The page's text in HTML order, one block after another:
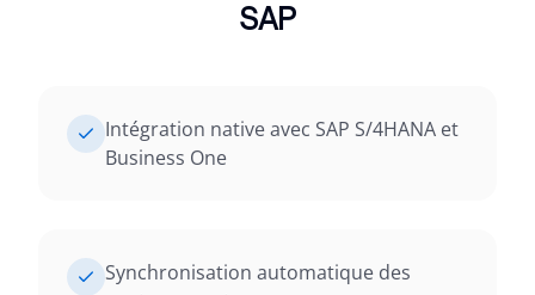
SAP
Intégration native avec SAP S/4HANA et
Business One
Synchronisation automatique des